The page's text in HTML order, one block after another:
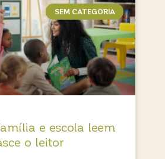
SEM CATEGORIA
e escola leem
o leitor